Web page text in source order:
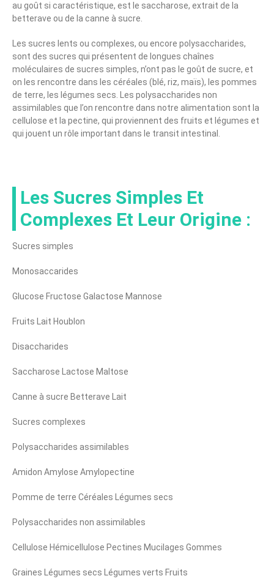
au goût si caractéristique, est le saccharose, extrait de la
betterave ou de la canne à sucre.
Les sucres lents ou complexes, ou encore polysaccharides,
sont des sucres qui présentent de longues chaînes
moléculaires de sucres simples, n’ont pas le goût de sucre, et
on les rencontre dans les céréales (blé, riz, maïs), les pommes
de terre, les légumes secs. Les polysaccharides non
assimilables que l’on rencontre dans notre alimentation sont la
cellulose et la pectine, qui proviennent des fruits et légumes et
qui jouent un rôle important dans le transit intestinal.
Les Sucres Simples Et
Complexes Et Leur Origine :
Sucres simples
Monosaccarides
Glucose Fructose Galactose Mannose
Fruits Lait Houblon
Disaccharides
Saccharose Lactose Maltose
Canne à sucre Betterave Lait
Sucres complexes
Polysaccharides assimilables
Amidon Amylose Amylopectine
Pomme de terre Céréales Légumes secs
Polysaccharides non assimilables
Cellulose Hémicellulose Pectines Mucilages Gommes
Graines Légumes secs Légumes verts Fruits